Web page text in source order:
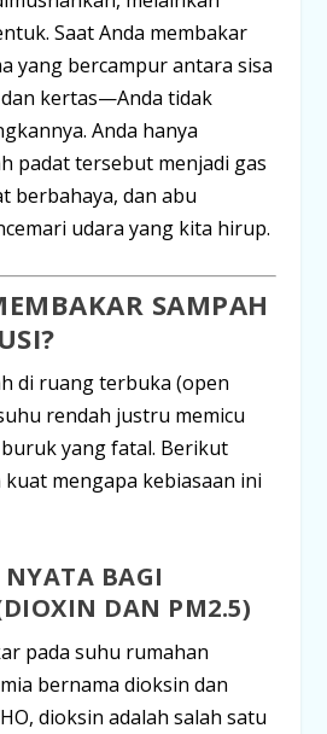
Saat Anda membakar
yang bercampur antara sisa
kertas—Anda tidak
Anda hanya
padat tersebut menjadi gas
berbahaya, dan abu
udara yang kita hirup.
SAMPAH
di ruang terbuka (open
rendah justru memicu
yang fatal. Berikut
mengapa kebiasaan ini
BAGI
DAN PM2.5)
pada suhu rumahan
bernamadioksin dan
dioksin adalah salah satu